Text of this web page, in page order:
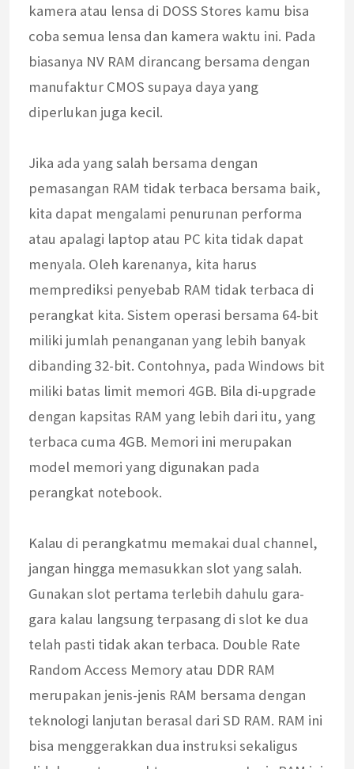
kamera atau lensa di DOSS Stores kamu bisa
coba semua lensa dan kamera waktu ini. Pada
biasanya NV RAM dirancang bersama dengan
manufaktur CMOS supaya daya yang
diperlukan juga kecil.
Jika ada yang salah bersama dengan
pemasangan RAM tidak terbaca bersama baik,
kita dapat mengalami penurunan performa
atau apalagi laptop atau PC kita tidak dapat
menyala. Oleh karenanya, kita harus
memprediksi penyebab RAM tidak terbaca di
perangkat kita. Sistem operasi bersama 64-bit
miliki jumlah penanganan yang lebih banyak
dibanding 32-bit. Contohnya, pada Windows bit
miliki batas limit memori 4GB. Bila di-upgrade
dengan kapsitas RAM yang lebih dari itu, yang
terbaca cuma 4GB. Memori ini merupakan
model memori yang digunakan pada
perangkat notebook.
Kalau di perangkatmu memakai dual channel,
jangan hingga memasukkan slot yang salah.
Gunakan slot pertama terlebih dahulu gara-
gara kalau langsung terpasang di slot ke dua
telah pasti tidak akan terbaca. Double Rate
Random Access Memory atau DDR RAM
merupakan jenis-jenis RAM bersama dengan
teknologi lanjutan berasal dari SD RAM. RAM ini
bisa menggerakkan dua instruksi sekaligus